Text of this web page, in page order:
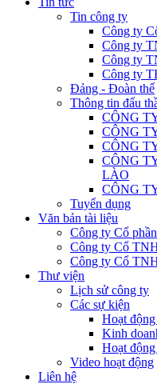
Tin công ty
Công ty
Công ty
Công ty
Công ty
Đảng - Đoàn thể
Thông tin đấu
CÔNG
CÔNG
CÔNG
CÔNG
LÀO
CÔNG
Tuyển dụng
Văn bản tài liệu
Công ty Cổ
Công ty Cổ
Công ty Cổ
Thư viện
Lịch sử công ty
Các sự kiện
Hoạt
Kinh
Hoạt
Video hoạt động
Liên hệ